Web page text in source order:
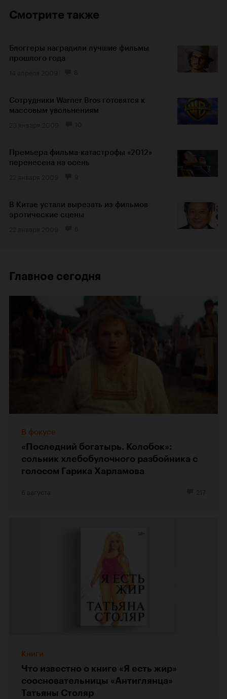
Смотрите также
Блоггеры наградили лучшие фильмы
прошлого года
Сотрудники Warner Bros готовятся к
массовым увольнениям
Премьера фильма-катастрофы «2012»
перенесена на осень
В Китае устали вырезать из фильмов
эротические сцены
Главное сегодня
В фокусе
«Последний богатырь. Колобок»:
сольник хлебобулочного разбойника с
голосом Гарика Харламова
Книги
Что известно о книге «Я есть жир»
соосновательницы «Антиглянца»
Татьяны Столяр